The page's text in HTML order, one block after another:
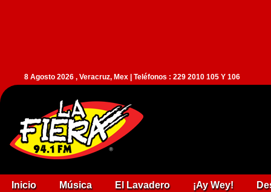
8 Agosto 2026 , Veracruz, Mex | Teléfonos : 229 2010 105 Y 106
Inicio Música El Lavadero ¡Ay Wey!